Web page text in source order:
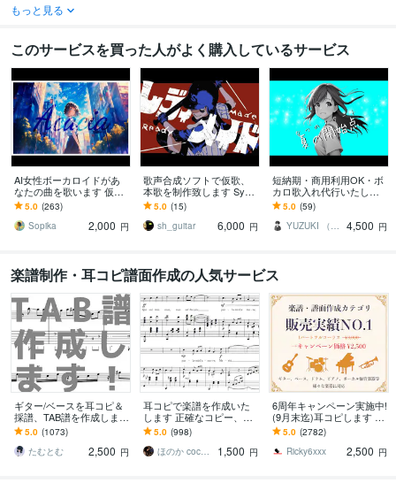
もっと見る
このサービスを買った人がよく購入しているサービス
AI女性ボーカロイドがあ
なたの曲を歌います 仮
歌、本歌OK・SunoAI対
応・次世代歌入れサービ
ス！
5.0 (263)
Sopika
2,000 円
歌声合成ソフトで仮歌、
本歌を制作致します Synth
esizer Vによるリアルな歌
唱を提供します
5.0 (15)
sh_guitar
6,000 円
短納期・商用利用OK・ボ
カロ歌入れ代行いたしま
す 曲に寄り添うボカロ歌
唱を丁寧にお作りします
(可不ございます)
5.0 (59)
YUZUKI （ゆずき）
4,500 円
楽譜制作・耳コピ譜面作成の人気サービス
ギター/ベースを耳コピ＆
採譜、TAB譜を作成します
その曲、弾けるかも！個
人練習やコピバンにおす
すめです！
5.0 (1073)
たむとむ
2,500 円
耳コピで楽譜を作成いた
します 正確なコピー、素
早い対応、難易度別アレ
ンジもOK！
5.0 (998)
ほのか coconala
1,500 円
6周年キャンペーン実施中!
(9月末迄)耳コピします TA
B譜、ドラム譜可♪ 1パー
トフルコーラス¥2,500
5.0 (2782)
Ricky6xxx
2,500 円